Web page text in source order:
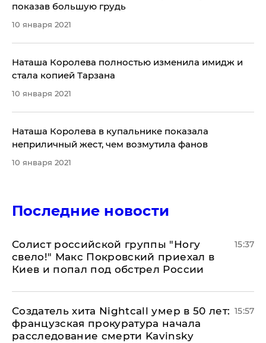
показав большую грудь
10 января 2021
Наташа Королева полностью изменила имидж и
стала копией Тарзана
10 января 2021
Наташа Королева в купальнике показала
неприличный жест, чем возмутила фанов
10 января 2021
Последние новости
Солист российской группы "Ногу
свело!" Макс Покровский приехал в
Киев и попал под обстрел России
15:37
Создатель хита Nightcall умер в 50 лет:
французская прокуратура начала
расследование смерти Kavinsky
15:57